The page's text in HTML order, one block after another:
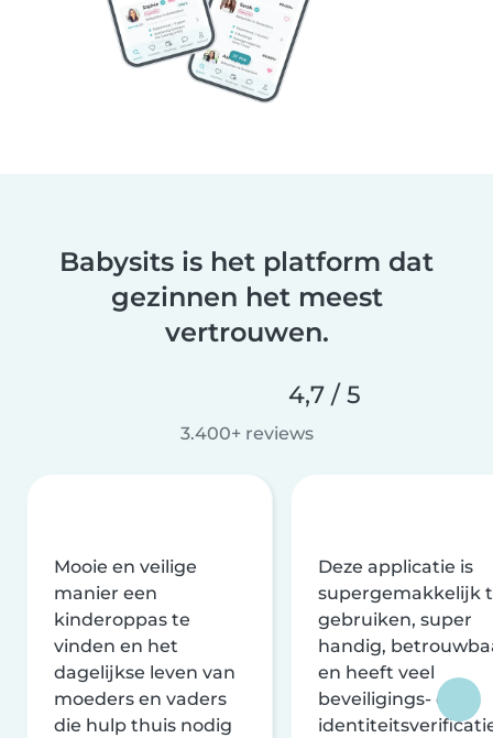
Babysits is het platform dat
gezinnen het meest
vertrouwen.
4,7 / 5
3.400+ reviews
Mooie en veilige
manier een
kinderoppas te
vinden en het
dagelijkse leven van
moeders en vaders
die hulp thuis nodig
Deze applicatie is
supergemakkelijk
gebruiken, super
handig,
en heeft veel
beveiligings- en